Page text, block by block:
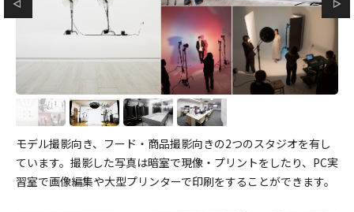
モデル撮影向き、フード・商品撮影向きの2つのスタジオを有し
ています。撮影した写真は暗室で現像・プリントをしたり、PC実
習室で画像編集や大型プリンターで印刷をすることができます。